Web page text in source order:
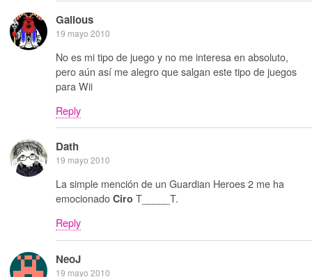
Galious
19 mayo 2010
No es mi tipo de juego y no me interesa en absoluto,
pero aún así me alegro que salgan este tipo de juegos
para Wii
Reply
Dath
19 mayo 2010
La simple mención de un Guardian Heroes 2 me ha
emocionado Ciro T_____T.
Reply
NeoJ
19 mayo 2010